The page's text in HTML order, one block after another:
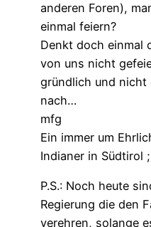
anderen Foren),
einmal feiern?
Denkt doch einmal
von uns nicht
gründlich und nicht
nach…
mfg
Ein immer um
Indianer in Südtirol
P.S.: Noch heute
Regierung die den
verehren, solange